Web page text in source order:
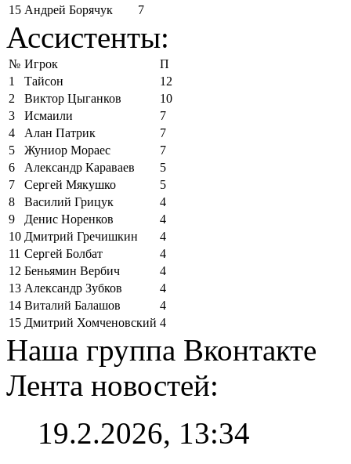
15 Андрей Борячук 7
Ассистенты:
№ Игрок
П
1
Тайсон
12
2
Виктор Цыганков
10
3
Исмаили
7
4
Алан Патрик
7
5
Жуниор Мораес
7
6
Александр Караваев
5
7
Сергей Мякушко
5
8
Василий Грицук
4
9
Денис Норенков
4
10 Дмитрий Гречишкин
4
11 Сергей Болбат
4
12 Беньямин Вербич
4
13 Александр Зубков
4
14 Виталий Балашов
4
15 Дмитрий Хомченовский 4
Наша группа Вконтакте
Лента новостей:
19.2.2026, 13:34